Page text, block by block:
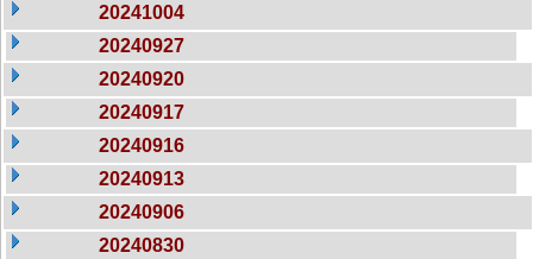
20241004
20240927
20240920
20240917
20240916
20240913
20240906
20240830